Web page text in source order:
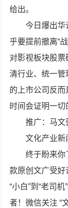
给出。
今日爆出华
乎要提前撤离“
对影视板块股
清行业、统一
的上市公司反而
时间会证明一切
推广：马文
文化产业新
终于盼来你
款原创文广受
“小白”到“老司
者！微信关注 “